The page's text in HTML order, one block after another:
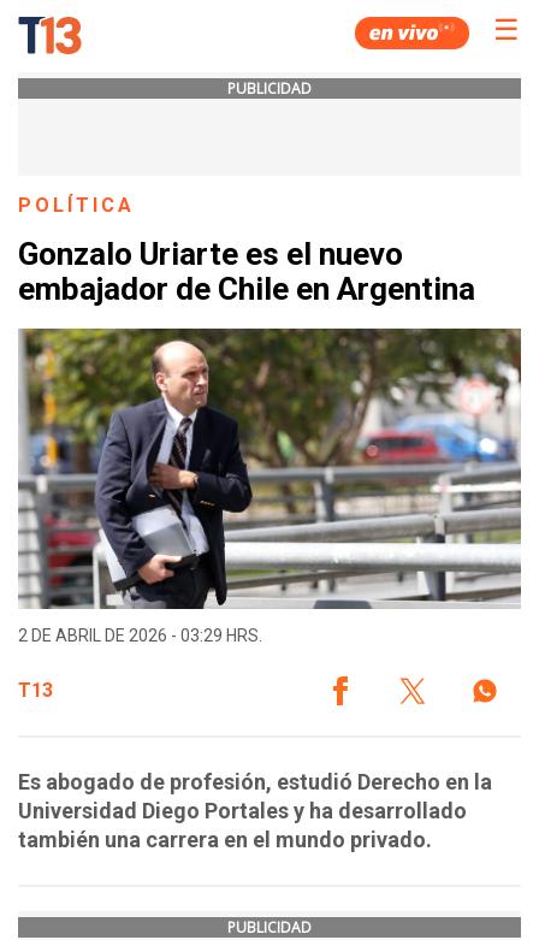
☰
PUBLICIDAD
POLÍTICA
Gonzalo Uriarte es el nuevo
embajador de Chile en Argentina
2 DE ABRIL DE 2026 - 03:29 HRS.
T13
Es abogado de profesión, estudió Derecho en la
Universidad Diego Portales y ha desarrollado
también una carrera en el mundo privado.
PUBLICIDAD